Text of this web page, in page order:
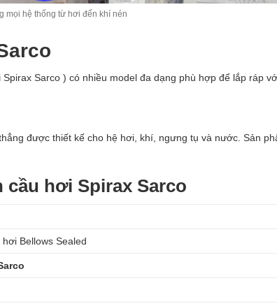
mọi hệ thống từ hơi đến khí nén
Sarco ) có nhiều model đa dạng phù hợp để lắp ráp
được thiết kế cho hệ hơi, khí, ngưng tụ và nước. Sản
hơi Spirax Sarco
hơi Bellows Sealed